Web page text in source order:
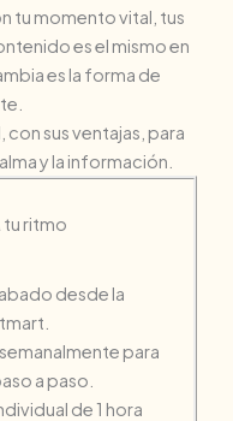
tu momento vital, tus
es el mismo en
es la forma de
sus ventajas, para
y la información.
tu ritmo
desde la
para
a paso.
de 1 hora